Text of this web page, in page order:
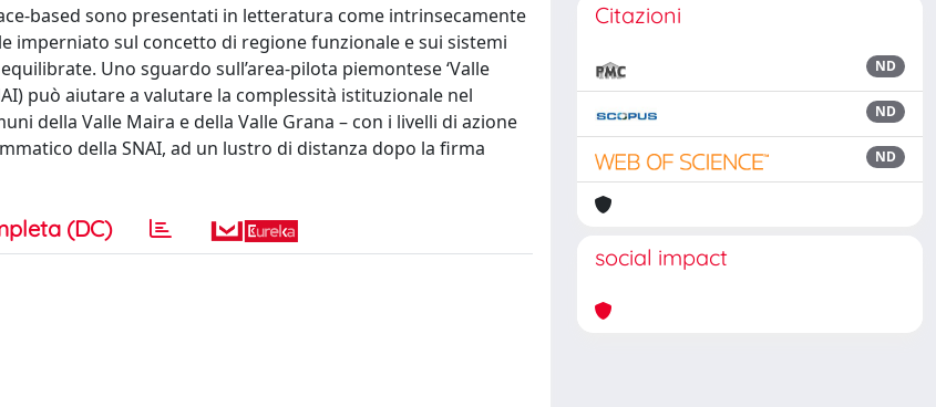
based sono presentati in letteratura come intrinsecamente
sul concetto di regione funzionale e sui sistemi
Uno sguardo sull’area-pilota piemontese ‘Valle
può aiutare a valutare la complessità istituzionale nel
della Valle Maira e della Valle Grana – con i livelli di azione
della SNAI, ad un lustro di distanza dopo la firma
(DC)
Citazioni
ND
ND
ND
social impact